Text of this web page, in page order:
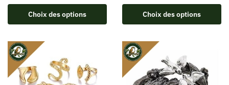
Choix des options Choix des options